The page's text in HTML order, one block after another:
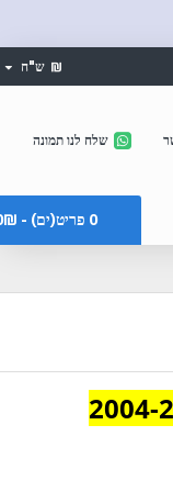
₪ ש"ח
שלח לנו תמונה
0 פריט(ים) - 0₪